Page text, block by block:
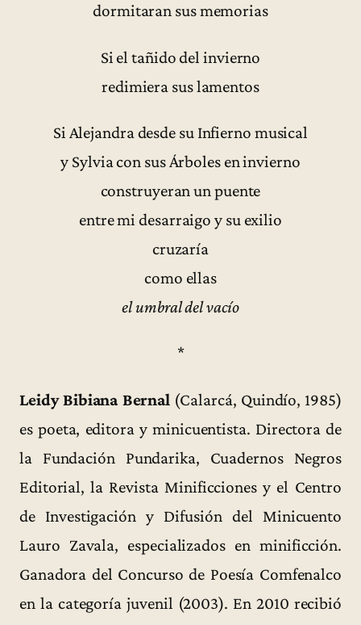
dormitaran sus memorias
Si el tañido del invierno
redimiera sus lamentos
Si Alejandra desde su Infierno musical
y Sylvia con sus Árboles en invierno
construyeran un puente
entre mi desarraigo y su exilio
cruzaría
como ellas
el umbral del vacío
*
Leidy Bibiana Bernal (Calarcá, Quindío, 1985)
es poeta, editora y minicuentista. Directora de
la Fundación Pundarika, Cuadernos Negros
Editorial, la Revista Minificciones y el Centro
de Investigación y Difusión del Minicuento
Lauro Zavala, especializados en minificción.
Ganadora del Concurso de Poesía Comfenalco
en la categoría juvenil (2003). En 2010 recibió